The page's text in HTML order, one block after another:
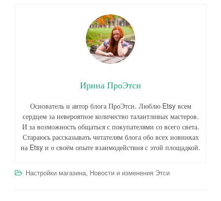
Ирина ПроЭтси
Основатель и автор блога ПроЭтси. Люблю Etsy всем
сердцем за невероятное количество талантливых мастеров.
И за возможность общаться с покупателями со всего света.
Стараюсь рассказывать читателям блога обо всех новинках
на Etsy и о своём опыте взаимодействия с этой площадкой.
Настройки магазина, Новости и изменения Этси